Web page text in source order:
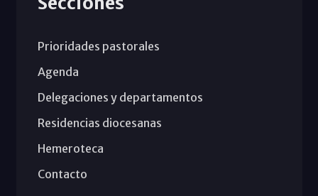
Prioridades pastorales
Agenda
Delegaciones y departamentos
Residencias diocesanas
Hemeroteca
Contacto